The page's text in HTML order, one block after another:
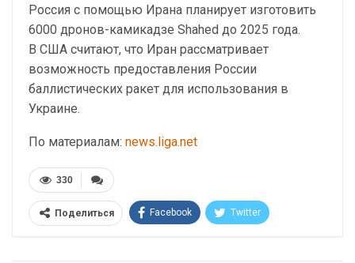
Россия с помощью Ирана планирует изготовить
6000 дронов-камикадзе Shahed до 2025 года.
В США считают, что Иран рассматривает
возможность предоставления России
баллистических ракет для использования в
Украине.
По материалам: news.liga.net
330
Поделиться Facebook Twitter